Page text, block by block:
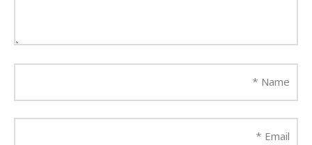
Name
*
Email
*